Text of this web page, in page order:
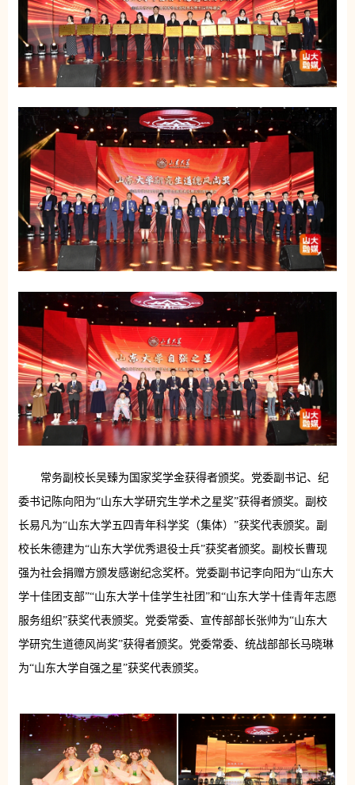
常务副校长吴臻为国家奖学金获得者颁奖。党委副书记、纪
委书记陈向阳为“山东大学研究生学术之星奖”获得者颁奖。副校
长易凡为“山东大学五四青年科学奖（集体）”获奖代表颁奖。副
校长朱德建为“山东大学优秀退役士兵”获奖者颁奖。副校长曹现
强为社会捐赠方颁发感谢纪念奖杯。党委副书记李向阳为“山东大
学十佳团支部”“山东大学十佳学生社团”和“山东大学十佳青年志愿
服务组织”获奖代表颁奖。党委常委、宣传部部长张帅为“山东大
学研究生道德风尚奖”获得者颁奖。党委常委、统战部部长马晓琳
为“山东大学自强之星”获奖代表颁奖。